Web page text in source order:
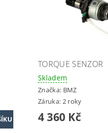
TORQUE SENZOR
Skladem
Značka: BMZ
Záruka: 2 roky
4 360 Kč